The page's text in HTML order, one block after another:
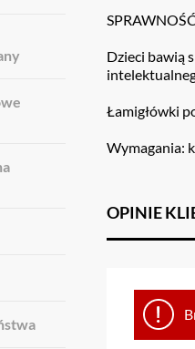
Dzieci bawią
Łamigłówki
Wymagania:
OPINIE